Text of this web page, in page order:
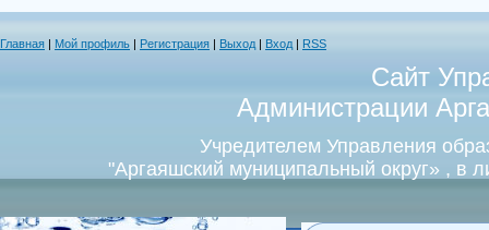
Главная Мой профиль Регистрация Выход Вход RSS
Сайт
Администрации
Учредителем Управления
"Аргаяшский муниципальный округ» , в